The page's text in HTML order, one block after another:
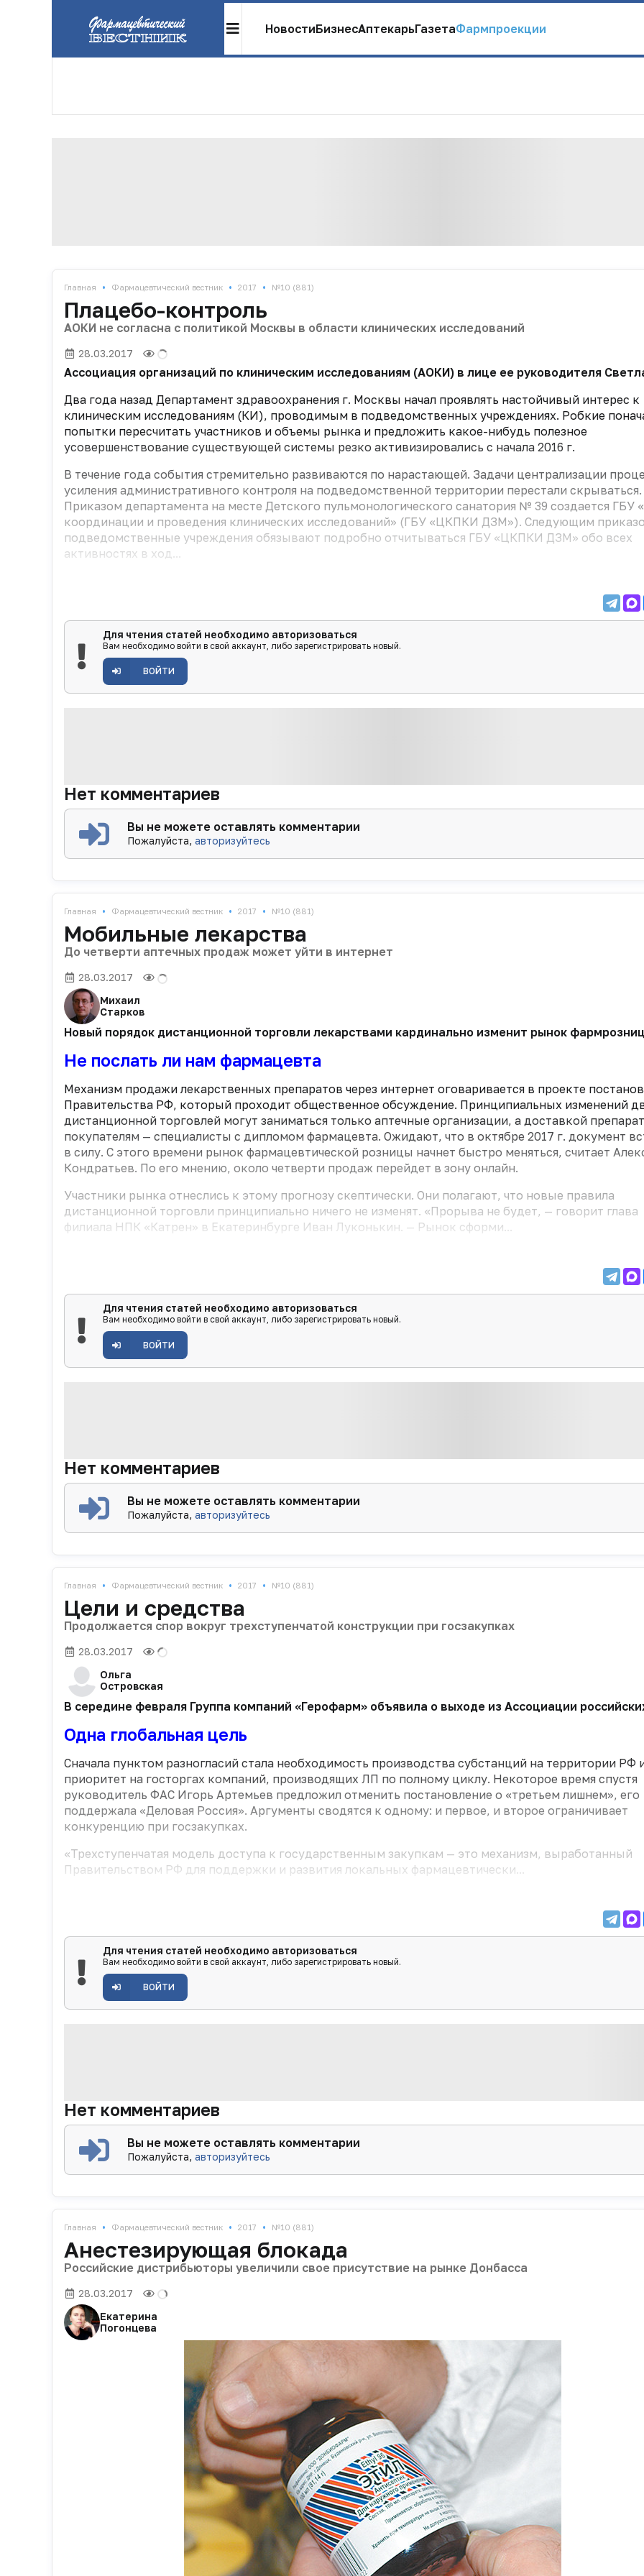
НовостиБизнесАптекарьГазетаФармпроекции
Главная • Фармацевтический вестник • 2017 • №10 (881)
Плацебо-контроль
АОКИ не согласна с политикой Москвы в области клинических исследований
28.03.2017
Ассоциация организаций по клиническим исследованиям (АОКИ) в лице ее руководителя
Два года назад Департамент здравоохранения г. Москвы начал проявлять настойчивый интерес к
клиническим исследованиям (КИ), проводимым в подведомственных учреждениях. Робкие
попытки пересчитать участников и объемы рынка и предложить какое-нибудь полезное
усовершенствование существующей системы резко активизировались с начала 2016 г.
В течение года события стремительно развиваются по нарастающей. Задачи централизации
усиления административного контроля на подведомственной территории перестали скрываться.
Приказом департамента на месте Детского пульмонологического санатория № 39 создается ГБУ
координации и проведения клинических исследований» (ГБУ «ЦКПКИ ДЗМ»). Следующим
подведомственные учреждения обязывают подробно отчитываться ГБУ «ЦКПКИ ДЗМ» обо всех
активностях в ход...
Для чтения статей необходимо авторизоваться
Вам необходимо войти в свой аккаунт, либо зарегистрировать новый.
ВОЙТИ
Нет комментариев
Вы не можете оставлять комментарии
Пожалуйста,авторизуйтесь
Главная • Фармацевтический вестник • 2017 • №10 (881)
Мобильные лекарства
До четверти аптечных продаж может уйти в интернет
28.03.2017
Михаил
Старков
Новый порядок дистанционной торговли лекарствами кардинально изменит рынок
Не послать ли нам фармацевта
Механизм продажи лекарственных препаратов через интернет оговаривается в проекте
Правительства РФ, который проходит общественное обсуждение. Принципиальных изменений
дистанционной торговлей могут заниматься только аптечные организации, а доставкой
покупателям — специалисты с дипломом фармацевта. Ожидают, что в октябре 2017 г. документ
в силу. С этого времени рынок фармацевтической розницы начнет быстро меняться, считает
Кондратьев. По его мнению, около четверти продаж перейдет в зону онлайн.
Участники рынка отнеслись к этому прогнозу скептически. Они полагают, что новые правила
дистанционной торговли принципиально ничего не изменят. «Прорыва не будет, — говорит глава
филиала НПК «Катрен» в Екатеринбурге Иван Луконькин. — Рынок сформи...
Для чтения статей необходимо авторизоваться
Вам необходимо войти в свой аккаунт, либо зарегистрировать новый.
ВОЙТИ
Нет комментариев
Вы не можете оставлять комментарии
Пожалуйста,авторизуйтесь
Главная • Фармацевтический вестник • 2017 • №10 (881)
Цели и средства
Продолжается спор вокруг трехступенчатой конструкции при госзакупках
28.03.2017
Ольга
Островская
В середине февраля Группа компаний «Герофарм» объявила о выходе из Ассоциации
Одна глобальная цель
Сначала пунктом разногласий стала необходимость производства субстанций на территории РФ
приоритет на госторгах компаний, производящих ЛП по полному циклу. Некоторое время спустя
руководитель ФАС Игорь Артемьев предложил отменить постановление о «третьем лишнем», его
поддержала «Деловая Россия». Аргументы сводятся к одному: и первое, и второе ограничивает
конкуренцию при госзакупках.
«Трехступенчатая модель доступа к государственным закупкам — это механизм, выработанный
Правительством РФ для поддержки и развития локальных фармацевтически...
Для чтения статей необходимо авторизоваться
Вам необходимо войти в свой аккаунт, либо зарегистрировать новый.
ВОЙТИ
Нет комментариев
Вы не можете оставлять комментарии
Пожалуйста,авторизуйтесь
Главная • Фармацевтический вестник • 2017 • №10 (881)
Анестезирующая блокада
Российские дистрибьюторы увеличили свое присутствие на рынке Донбасса
28.03.2017
Екатерина
Погонцева